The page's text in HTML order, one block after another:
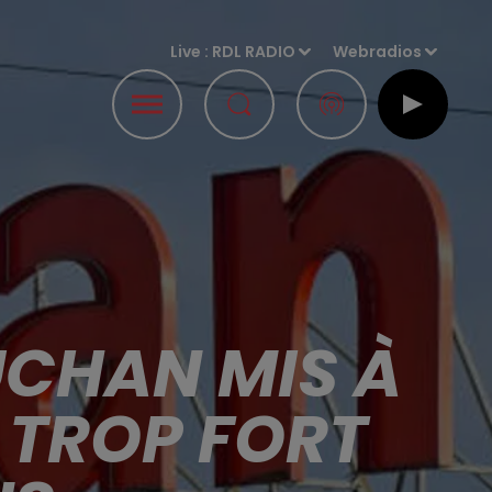
Live : RDL RADIO Webradios
MIS À
FORT